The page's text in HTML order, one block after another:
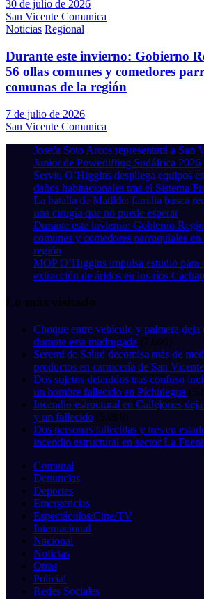
30 de julio de 2026
San Vicente Comunica
Noticias Regional
Durante este invierno: Gobierno
56 ollas comunes y comedores
comunas de la región
7 de julio de 2026
San Vicente Comunica
Josefa Soto Arcos representará a San
Junior de Powerlifting Sudáfrica 2026
Serviu O’Higgins despliega equipos
daños habitacionales tras el Sistema
La batalla de Matilde: familia busca
una cirugía que no puede esperar
Durante este invierno: Gobierno
comunes y comedores parroquiales en
región
MOP O’Higgins impulsa estudio para
extracción de áridos en los ríos
Lo más visitado
Choque entre vehículo y palmera deja
durante esta madrugada (7.696)
Seremi de Salud decomisa más de
productos en carnicería de San Vicente
Dos sujetos detenidos tras confuso
un hombre fallecido en Pichidegua
Incendio estructural en Callejones
y un fallecido (5.098)
Dos personas fallecidas y tres en
incendio estructural en sector La
Comunal
Denuncias
Deportes
Emergencias
Espectáculos/Cine/TV
Internacional
Nacional
Noticias
Otras
Policial
Redes Sociales